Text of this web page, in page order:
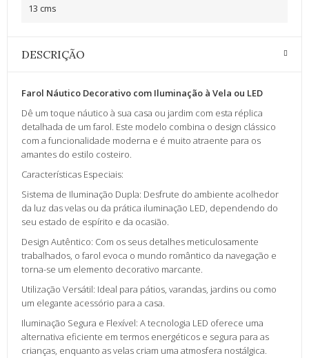
13 cms
DESCRIÇÃO
Farol Náutico Decorativo com Iluminação à Vela ou LED
Dê um toque náutico à sua casa ou jardim com esta réplica
detalhada de um farol. Este modelo combina o design clássico
com a funcionalidade moderna e é muito atraente para os
amantes do estilo costeiro.
Características Especiais:
Sistema de Iluminação Dupla: Desfrute do ambiente acolhedor
da luz das velas ou da prática iluminação LED, dependendo do
seu estado de espírito e da ocasião.
Design Autêntico: Com os seus detalhes meticulosamente
trabalhados, o farol evoca o mundo romântico da navegação e
torna-se um elemento decorativo marcante.
Utilização Versátil: Ideal para pátios, varandas, jardins ou como
um elegante acessório para a casa.
Iluminação Segura e Flexível: A tecnologia LED oferece uma
alternativa eficiente em termos energéticos e segura para as
crianças, enquanto as velas criam uma atmosfera nostálgica.